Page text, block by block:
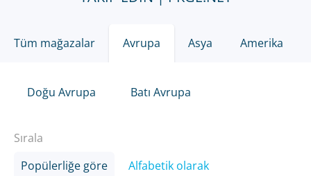
Tüm mağazalar Avrupa Asya Amerika
Doğu Avrupa Batı Avrupa
Sırala
Popülerliğe göre
Alfabetik olarak